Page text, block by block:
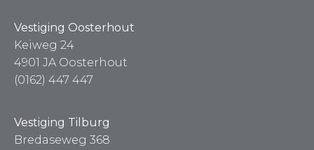
Vestiging Oosterhout
Keiweg 24
4901 JA Oosterhout
(0162) 447 447
Vestiging Tilburg
Bredaseweg 368